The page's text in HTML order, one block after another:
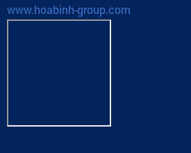
www.hoabinh-group.com